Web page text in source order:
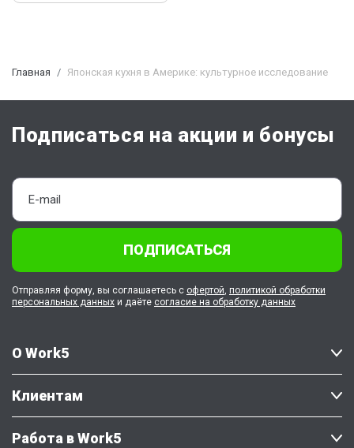
Главная Японская кухня в Америке: культурное исследование
О Work5
Клиентам
Работа в Work5
Подписаться на акции и бонусы
ПОДПИСАТЬСЯ
Отправляя форму, вы соглашаетесь с офертой, политикой обработки
персональных данных и даёте согласие на обработку данных